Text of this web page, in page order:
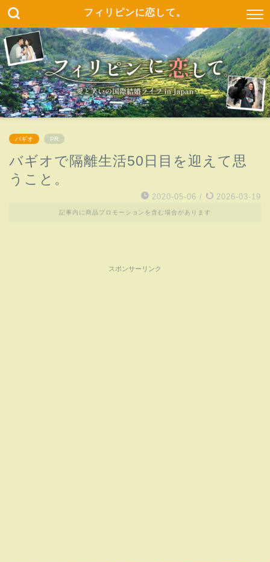
フィリピンに恋して。
バギオ PR
バギオで隔離生活50日目を迎えて思
うこと。
2020-05-06 / 2026-03-19
記事内に商品プロモーションを含む場合があります
スポンサーリンク